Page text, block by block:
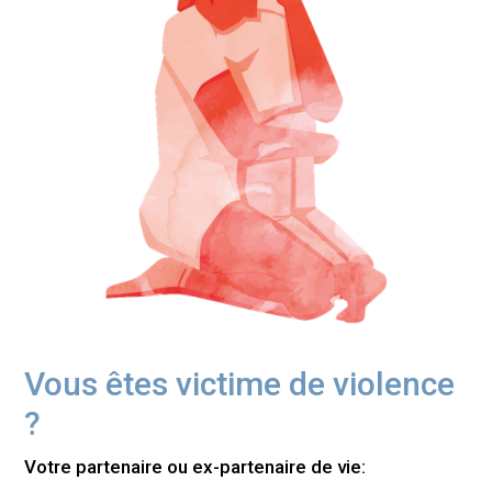
Vous êtes victime de violence
?
Votre partenaire ou ex-partenaire de vie: